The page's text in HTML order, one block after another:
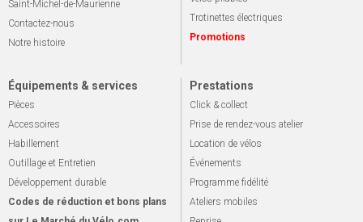
Saint-Michel-de-Maurienne
Contactez-nous
Notre histoire
Trotinettes électriques
Promotions
Équipements & services
Pièces
Accessoires
Habillement
Outillage et Entretien
Développement durable
Codes de réduction et bons plans
Prestations
Click & collect
Prise de rendez-vous atelier
Location de vélos
Événements
Programme fidélité
Ateliers mobiles